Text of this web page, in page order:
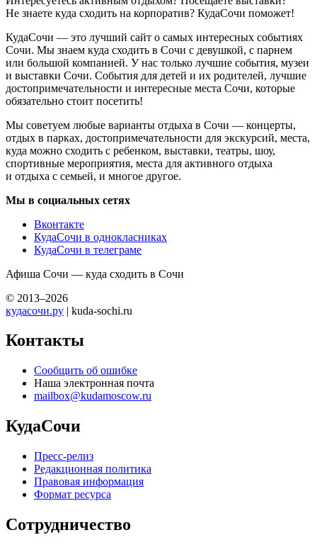
Не знаете куда сходить на корпоратив? КудаСочи поможет!
КудаСочи — это лучший сайт о самых интересных событиях
Сочи. Мы знаем куда сходить в Сочи с девушкой, с парнем
или большой компанией. У нас только лучшие события, музеи
и выставки Сочи. События для детей и их родителей, лучшие
достопримечательности и интересные места Сочи, которые
обязательно стоит посетить!
Мы советуем любые варианты отдыха в Сочи — концерты,
отдых в парках, достопримечательности для экскурсий, места,
куда можно сходить с ребенком, выставки, театры, шоу,
спортивные мероприятия, места для активного отдыха
и отдыха с семьей, и многое другое.
Мы в социальных сетях
Вконтакте
КудаСочи в однокласниках
КудаСочи в телеграме
Афиша Сочи — куда сходить в Сочи
© 2013–2026
кудасочи.ру | kuda-sochi.ru
Контакты
Сообщить об ошибке
Наша электронная почта
mailbox@kudamoscow.ru
КудаСочи
Пресс-релиз
Редакционная политика
Правовая информация
Формат ресурса
Сотрудничество